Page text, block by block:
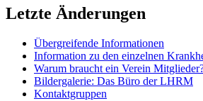
Letzte Änderungen
Übergreifende Informationen
Information zu den einzelnen
Warum braucht ein Verein
Bildergalerie: Das Büro der LHRM
Kontaktgruppen